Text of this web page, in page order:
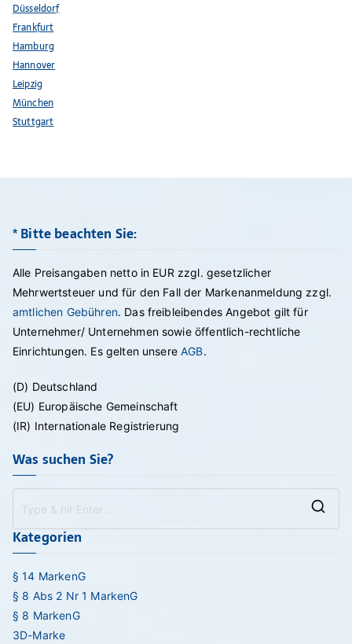
Düsseldorf
Frankfurt
Hamburg
Hannover
Leipzig
München
Stuttgart
* Bitte beachten Sie:
Alle Preisangaben netto in EUR zzgl. gesetzlicher
Mehrwertsteuer und für den Fall der Markenanmeldung zzgl.
amtlichen Gebühren. Das freibleibendes Angebot gilt für
Unternehmer/ Unternehmen sowie öffentlich-rechtliche
Einrichtungen. Es gelten unsereAGB.
(D) Deutschland
(EU) Europäische Gemeinschaft
(IR) Internationale Registrierung
Was suchen Sie?
Kategorien
§ 14 MarkenG
§ 8 Abs 2 Nr 1 MarkenG
§ 8 MarkenG
3D-Marke